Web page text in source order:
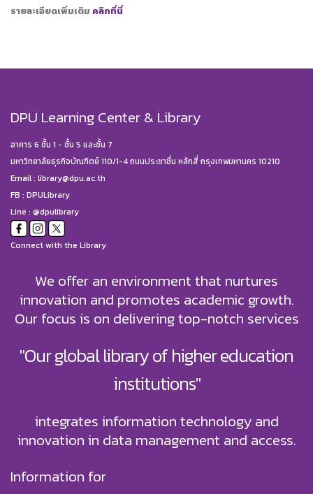
รายละเอียดเพิ่มเติม คลิกที่นี่
DPU Learning Center & Library
อาคาร 6 ชั้น 1 - ชั้น 5 และชั้น 7
มหาวิทยาลัยธุรกิจบัณฑิตย์ 110/1-4 ถนนประชาชื่น หลักสี่ กรุงเทพมหานคร 10210
Email : library@dpu.ac.th
FB : DPULibrary
Line : @dpulibrary
Connect with the Library
We offer an environment that nurtures
innovation and promotes academic growth.
Our focus is on delivering top-notch services
"Our global library of higher education
institutions"
integrates information technology and
innovation in data management and access.
Information for